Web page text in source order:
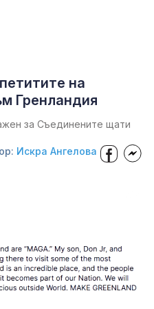
на
Гренландия
за Съединените щати
Искра Ангелова